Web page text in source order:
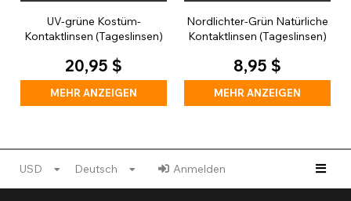
UV-grüne Kostüm-
Kontaktlinsen (Tageslinsen)
20,95 $
MEHR ANZEIGEN
Nordlichter-Grün Natürliche
Kontaktlinsen (Tageslinsen)
8,95 $
MEHR ANZEIGEN
USD Deutsch Anmelden